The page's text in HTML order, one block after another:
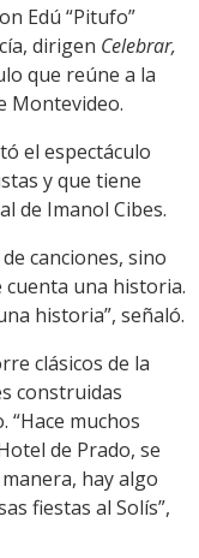
Edú “Pitufo”
dirigen Celebrar,
que reúne a la
Montevideo.
el espectáculo
y que tiene
de Imanol Cibes.
canciones, sino
cuenta una historia.
historia”, señaló.
clásicos de la
construidas
“Hace muchos
de Prado, se
hay algo
fiestas al Solís”,